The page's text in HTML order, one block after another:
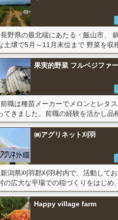
長野県の最北端にあたる・飯山市、
土壌で5月～11月末位まで 野菜を収
果実的野菜 フルベジファ
前職は種苗メーカーでメロンとレタ
てきました。前職の経験を活かし品
㈱アグリネット刈羽
新潟県刈羽郡刈羽村内で、活動して
の広大な平場での稲づくりをはじめ
Happy village farm